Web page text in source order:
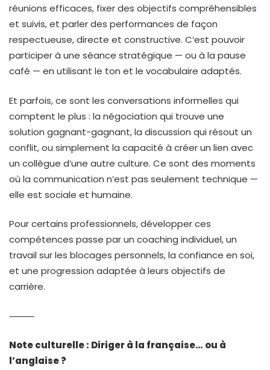
réunions efficaces, fixer des objectifs compréhensibles
et suivis, et parler des performances de façon
respectueuse, directe et constructive. C’est pouvoir
participer à une séance stratégique — ou à la pause
café — en utilisant le ton et le vocabulaire adaptés.
Et parfois, ce sont les conversations informelles qui
comptent le plus : la négociation qui trouve une
solution gagnant-gagnant, la discussion qui résout un
conflit, ou simplement la capacité à créer un lien avec
un collègue d’une autre culture. Ce sont des moments
où la communication n’est pas seulement technique —
elle est sociale et humaine.
Pour certains professionnels, développer ces
compétences passe par un coaching individuel, un
travail sur les blocages personnels, la confiance en soi,
et une progression adaptée à leurs objectifs de
carrière.
⸻
Note culturelle : Diriger à la française… ou à
l’anglaise ?